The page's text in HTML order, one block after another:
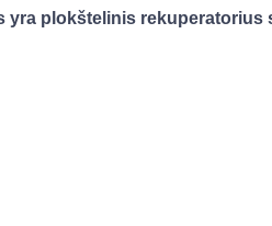
yra plokštelinis